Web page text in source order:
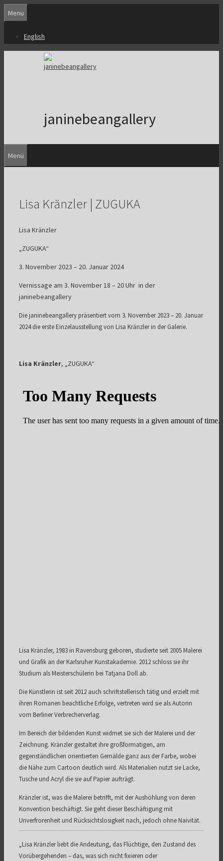
Zum
Inhalt
Menu
English
janinebeangallery
Menü
Lisa Kränzler | ZUGUKA
Lisa Kränzler
„ZUGUKA“
3. November 2023 – 20. Januar 2024
Vernissage am 3. November 18 – 20 Uhr in der
janinebeangallery
Die janinebeangallery präsentiert vom 3. November 2023 – 20. Januar
2024 die erste Einzelausstellung von Lisa Kränzler in der Galerie.
Lisa Kränzler, „ZUGUKA“
Lisa Kränzler, 1983 in Ravensburg geboren, studierte seit 2005 Malerei
und Grafik an der Karlsruher Kunstakademie. 2012 schloss sie ihr
Studium als Meisterschülerin bei Tatjana Doll ab.
Die Künstlerin ist seit 2012 auch schriftstellerisch tätig und erzielt mit
ihren Romanen beachtliche Erfolge, vertreten wird sie als Autorin
vom Berliner Verbrecherverlag.
Im Bereich der bildenden Kunst widmet sie sich der Malerei und der
Zeichnung. Kränzler gestaltet ihre großformatigen, am
gegenständlichen orientierten Gemälde ganz aus der Farbe, wobei
die Nähe zum Cartoon deutlich wird. Als Materialien nutzt sie Lacke,
Tusche und Acryl die sie auf Papier aufträgt.
Kränzler ist, was die Malerei betrifft, mit der Aushöhlung von deren
Konvention beschäftigt. Sie geht dieser Beschäftigung mit
Unverfrorenheit und Rücksichtslosigkeit nach, jedoch ohne Naivität.
„Lisa Kränzler liebt die Andeutung, das Flüchtige, den Zustand des
Vorübergehenden – das, was sich nicht fixieren oder